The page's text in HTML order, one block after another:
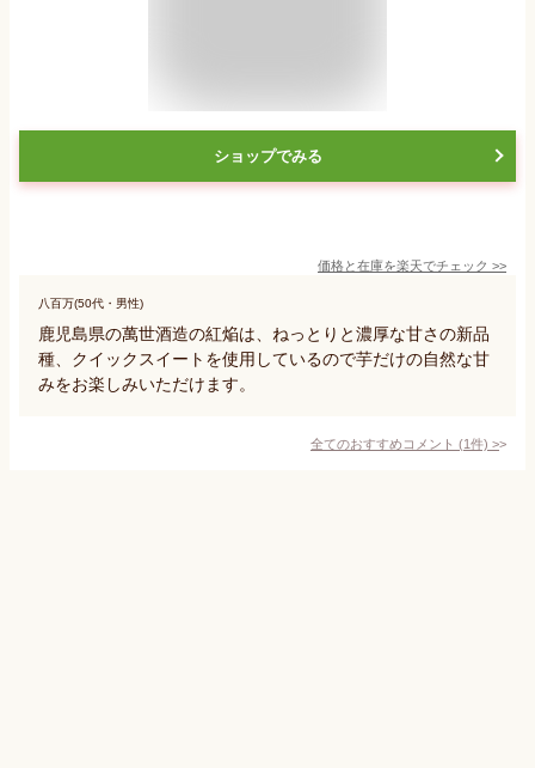
ショップでみる
価格と在庫を楽天でチェック >>
八百万(50代・男性)
鹿児島県の萬世酒造の紅焔は、ねっとりと濃厚な甘さの新品
種、クイックスイートを使用しているので芋だけの自然な甘
みをお楽しみいただけます。
全てのおすすめコメント (1件) >